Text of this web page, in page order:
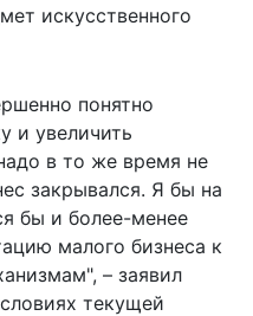
искусственного
понятно
и увеличить
в то же время не
закрывался. Я бы на
бы и более-менее
малого бизнеса к
– заявил
текущей